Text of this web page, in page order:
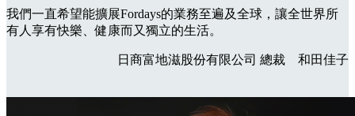
我們一直希望能擴展Fordays的業務至遍及全球，讓全世界所
有人享有快樂、健康而又獨立的生活。
日商富地滋股份有限公司 總裁 和田佳子